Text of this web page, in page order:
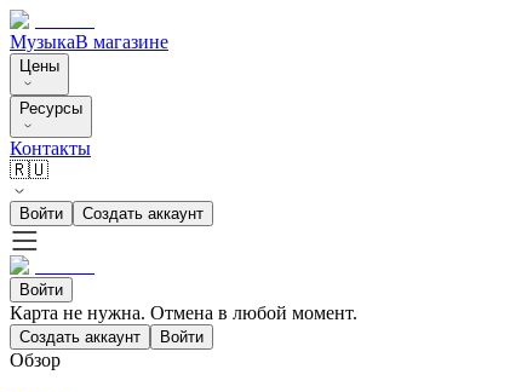
МузыкаВ магазине
Цены
Ресурсы
Контакты
🇷🇺
Войти Создать аккаунт
Войти
Карта не нужна. Отмена в любой момент.
Создать аккаунт Войти
Обзор